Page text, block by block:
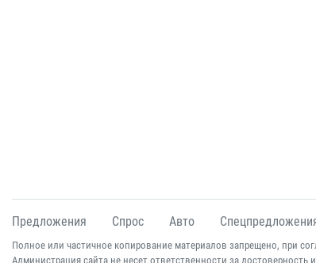
Предложения Спрос Авто
Полное или частичное копирование материалов запрещено, при
Администрация сайта не несет ответственности за